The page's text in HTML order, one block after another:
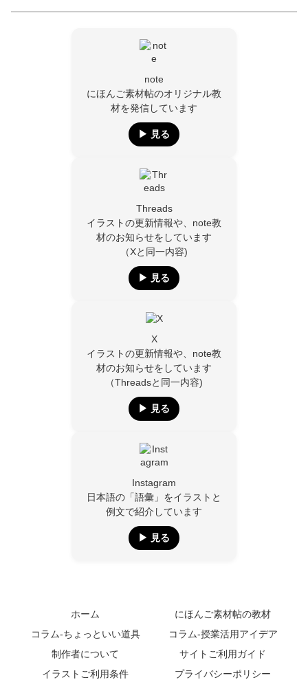
note
にほんご素材帖のオリジナル教
材を発信しています
▶︎ 見る
Threads
イラストの更新情報や、note教
材のお知らせをしています
（Xと同一内容)
▶︎ 見る
X
イラストの更新情報や、note教
材のお知らせをしています
（Threadsと同一内容)
▶︎ 見る
Instagram
日本語の「語彙」をイラストと
例文で紹介しています
▶︎ 見る
ホーム
にほんご素材帖の教材
コラム-ちょっといい道具
コラム-授業活用アイデア
制作者について
サイトご利用ガイド
イラストご利用条件
プライバシーポリシー